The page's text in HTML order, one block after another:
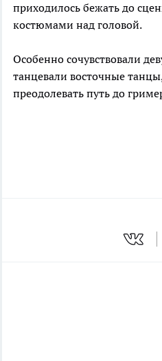
приходилось бежать до
костюмами над головой.
Особенно сочувствовали
танцевали восточные
преодолевать путь до